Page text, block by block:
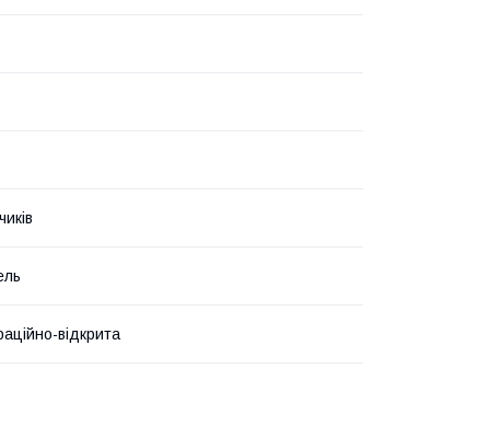
відкрита